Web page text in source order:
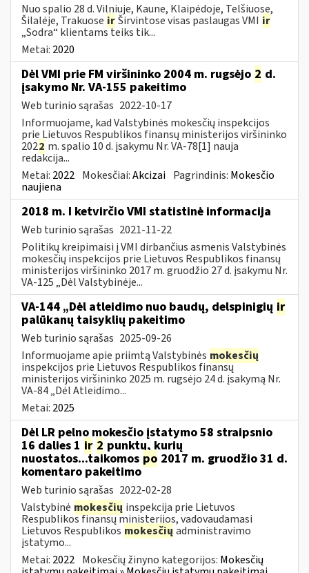
Nuo spalio 28 d. Vilniuje, Kaune, Klaipėdoje, Telšiuose,
Šilalėje, Trakuose irŠirvintose visas paslaugas VMI ir
„Sodra“ klientams teiks tik...
Metai: 2020
Dėl VMI prie FM viršininko 2004 m. rugsėjo 2 d.
įsakymo Nr. VA-155 pakeitimo
Web turinio sąrašas 2022-10-17
Informuojame, kad Valstybinės mokesčių inspekcijos
prie Lietuvos Respublikos finansų ministerijos viršininko
2022 m. spalio 10 d. įsakymu Nr. VA-78[1] nauja
redakcija...
Metai: 2022 Mokesčiai:Akcizai Pagrindinis: Mokesčio
naujiena
2018 m. I ketvirčio VMI statistinė informacija
Web turinio sąrašas 2021-11-22
Politikų kreipimaisi į VMI dirbančius asmenis Valstybinės
mokesčių inspekcijos prie Lietuvos Respublikos finansų
ministerijos viršininko 2017 m. gruodžio 27 d. įsakymu Nr.
VA-125 „Dėl Valstybinėje...
VA-144 „Dėl atleidimo nuo baudų, delspinigių ir
palūkanų taisyklių pakeitimo
Web turinio sąrašas 2025-09-26
Informuojame apie priimtą Valstybinės mokesčių
inspekcijos prie Lietuvos Respublikos finansų
ministerijos viršininko 2025 m. rugsėjo 24 d. įsakymą Nr.
VA-84 „Dėl Atleidimo...
Metai: 2025
Dėl LR pelno mokesčio įstatymo 58 straipsnio
16 dalies 1 ir 2 punktų, kurių
nuostatos...taikomos po 2017 m. gruodžio 31 d.
komentaro pakeitimo
Web turinio sąrašas 2022-02-28
Valstybinė mokesčių inspekcija prie Lietuvos
Respublikos finansų ministerijos, vadovaudamasi
Lietuvos Respublikos mokesčių administravimo
įstatymo...
Metai: 2022 Mokesčių žinyno kategorijos: Mokesčių